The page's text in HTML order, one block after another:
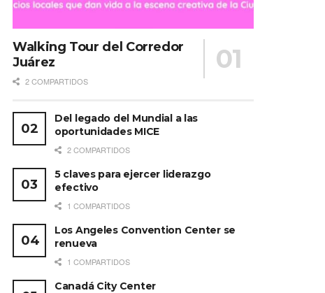
Walking Tour del Corredor
Juárez
2 COMPARTIDOS
Del legado del Mundial a las
oportunidades MICE
2 COMPARTIDOS
5 claves para ejercer liderazgo
efectivo
1 COMPARTIDOS
Los Angeles Convention Center se
renueva
1 COMPARTIDOS
Canadá City Center